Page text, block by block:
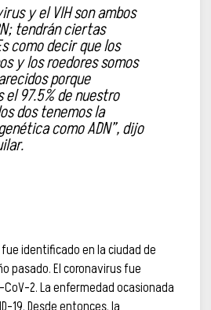
y el VIH son ambos
tendrán ciertas
como decir que los
y los roedores somos
porque
97.5% de nuestro
dos tenemos la
como ADN”, dijo
identificado en la ciudad de
pasado. El coronavirus fue
CoV-2. La enfermedad ocasionada